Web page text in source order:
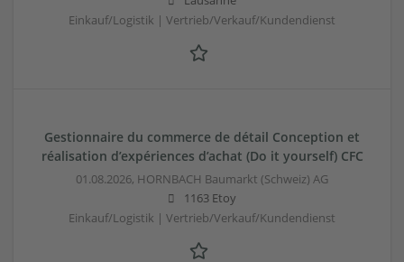
Einkauf/Logistik | Vertrieb/Verkauf/Kundendienst
Gestionnaire du commerce de détail Conception et
réalisation d’expériences d’achat (Do it yourself) CFC
01.08.2026, HORNBACH Baumarkt (Schweiz) AG
1163 Etoy
Einkauf/Logistik | Vertrieb/Verkauf/Kundendienst